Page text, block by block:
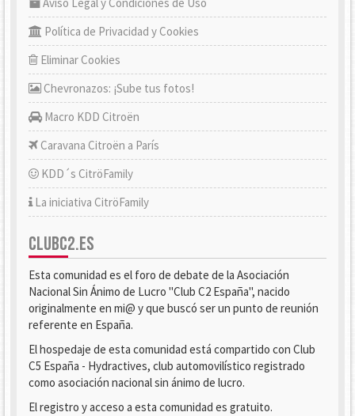
Política de Privacidad y Cookies
Eliminar Cookies
Chevronazos: ¡Sube tus fotos!
Macro KDD Citroën
Caravana Citroën a París
KDD´s CitröFamily
La iniciativa CitröFamily
CLUBC2.ES
Esta comunidad es el foro de debate de la Asociación
Nacional Sin Ánimo de Lucro "Club C2 España", nacido
originalmente en mi@ y que buscó ser un punto de reunión
referente en España.
El hospedaje de esta comunidad está compartido con Club
C5 España - Hydractives, club automovilístico registrado
como asociación nacional sin ánimo de lucro.
El registro y acceso a esta comunidad es gratuito.